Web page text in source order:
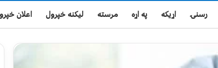
رسنۍ اړیکه په اړه مرسته لیکنه خپرول اعلان